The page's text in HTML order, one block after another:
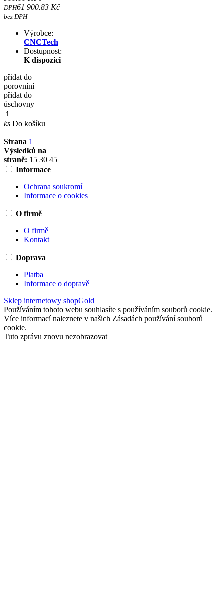
DPH61 900.83 Kč
bez DPH
Výrobce:
CNCTech
Dostupnost:
K dispozici
přidat do
porovníní
přidat do
úschovny
ks Do košíku
Strana 1
Výsledků na
straně: 15 30 45
Informace
Ochrana soukromí
Informace o cookies
O firmě
O firmě
Kontakt
Doprava
Platba
Informace o dopravě
Sklep internetowy shopGold
Používáním tohoto webu souhlasíte s používáním souborů cookie.
Více informací naleznete v našich Zásadách používání souborů
cookie.
Tuto zprávu znovu nezobrazovat